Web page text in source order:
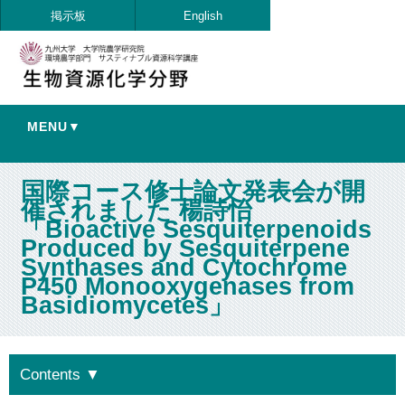
掲示板 English
MENU▼
国際コース修士論文発表会が開
催されました 楊詩怡
「Bioactive Sesquiterpenoids
Produced by Sesquiterpene
Synthases and Cytochrome
P450 Monooxygenases from
Basidiomycetes」
Contents ▼